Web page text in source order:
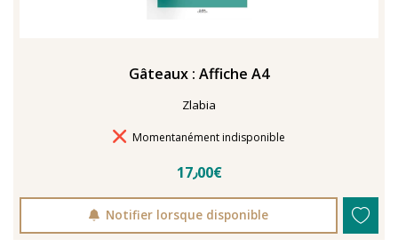
Gâteaux : Affiche A4
Zlabia
Délais de livraison
Momentanément indisponible
17٫00€
Notifier lorsque disponible